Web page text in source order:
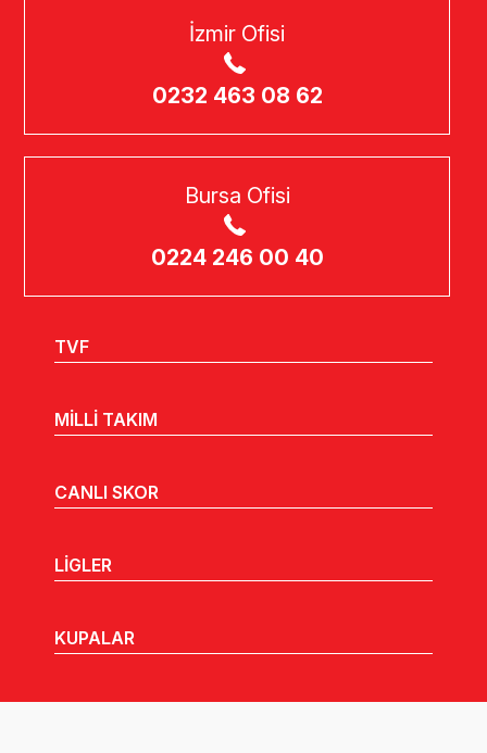
İzmir Ofisi
0232 463 08 62
Bursa Ofisi
0224 246 00 40
TVF
MİLLİ TAKIM
CANLI SKOR
LİGLER
KUPALAR